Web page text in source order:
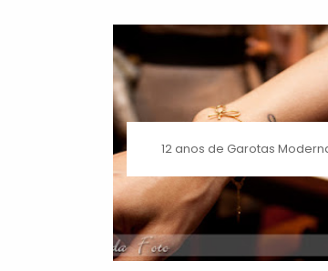
12 anos de Garotas